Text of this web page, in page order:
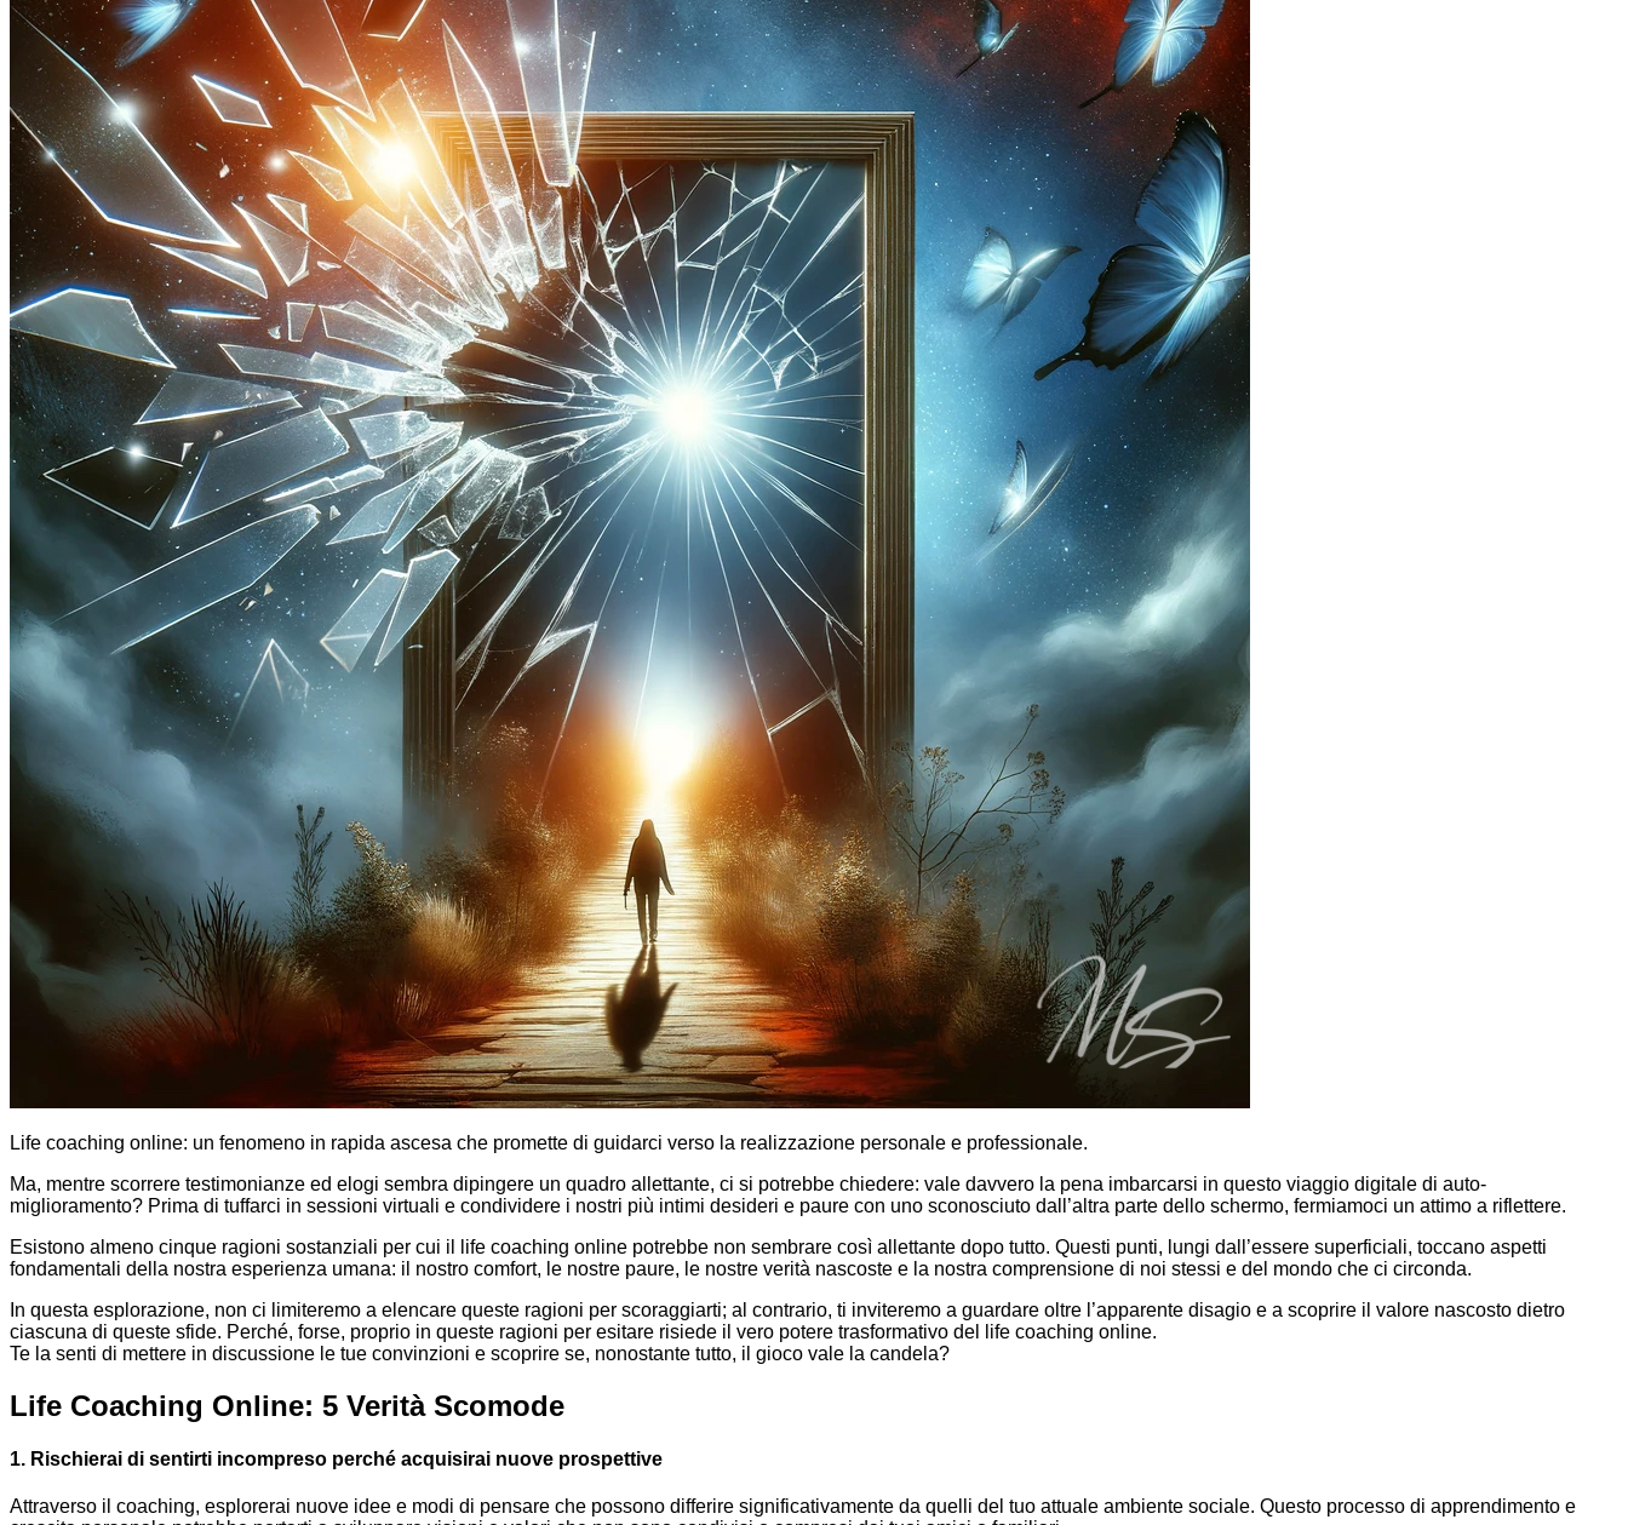
Life coaching online: un fenomeno in rapida ascesa che promette di guidarci verso la realizzazione personale e professionale.
Ma, mentre scorrere testimonianze ed elogi sembra dipingere un quadro allettante, ci si potrebbe chiedere: vale davvero la pena imbarcarsi in questo viaggio digitale di auto-
miglioramento? Prima di tuffarci in sessioni virtuali e condividere i nostri più intimi desideri e paure con uno sconosciuto dall’altra parte dello schermo, fermiamoci un attimo a riflettere.
Esistono almeno cinque ragioni sostanziali per cui il life coaching online potrebbe non sembrare così allettante dopo tutto. Questi punti, lungi dall’essere superficiali, toccano aspetti
fondamentali della nostra esperienza umana: il nostro comfort, le nostre paure, le nostre verità nascoste e la nostra comprensione di noi stessi e del mondo che ci circonda.
In questa esplorazione, non ci limiteremo a elencare queste ragioni per scoraggiarti; al contrario, ti inviteremo a guardare oltre l’apparente disagio e a scoprire il valore nascosto dietro
ciascuna di queste sfide. Perché, forse, proprio in queste ragioni per esitare risiede il vero potere trasformativo del life coaching online.
Te la senti di mettere in discussione le tue convinzioni e scoprire se, nonostante tutto, il gioco vale la candela?
Life Coaching Online: 5 Verità Scomode
1. Rischierai di sentirti incompreso perché acquisirai nuove prospettive
Attraverso il coaching, esplorerai nuove idee e modi di pensare che possono differire significativamente da quelli del tuo attuale ambiente sociale. Questo processo di apprendimento e